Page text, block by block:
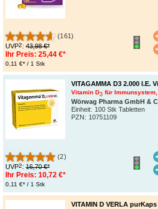
(161)
UVP2: 43,98 €*
Ihr Preis: 25,44 €*
0,11 €* / 1 Stk
VITAGAMMA D3 2.000 I.E.
Vitamin D3 für
Wörwag Pharma GmbH &
Einheit: 100 Stk Tabletten
PZN: 10751109
(2)
UVP2: 16,70 €*
Ihr Preis: 10,72 €*
0,11 €* / 1 Stk
VITAMIN D VERLA purKaps